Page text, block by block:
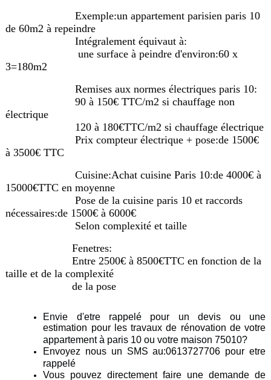
Exemple:un appartement parisien paris 10
de 60m2 à repeindre
Intégralement équivaut à:
une surface à peindre d'environ:60 x
3=180m2
Remises aux normes électriques paris 10:
90 à 150€ TTC/m2 si chauffage non
électrique
120 à 180€TTC/m2 si chauffage électrique
Prix compteur électrique + pose:de 1500€
à 3500€ TTC
Cuisine:Achat cuisine Paris 10:de 4000€ à
15000€TTC en moyenne
Pose de la cuisine paris 10 et raccords
nécessaires:de 1500€ à 6000€
Selon complexité et taille
Fenetres:
Entre 2500€ à 8500€TTC en fonction de la
taille et de la complexité
de la pose
Envie d'etre rappelé pour un devis ou une
estimation pour les travaux de rénovation de votre
appartement à paris 10 ou votre maison 75010?
Envoyez nous un SMS au:0613727706 pour etre
rappelé
Vous pouvez directement faire une demande de